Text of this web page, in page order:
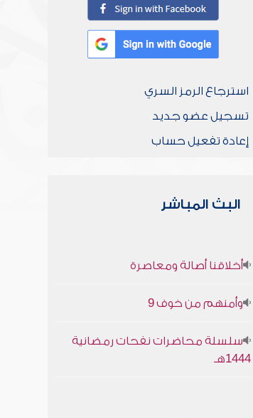
استرجاع الرمز السري
تسجيل عضو جديد
إعادة تفعيل حساب
البث المباشر
أخلاقنا أصالة ومعاصرة
وأمنهم من خوف 9
سلسلة محاضرات نفحات رمضانية
1444هـ